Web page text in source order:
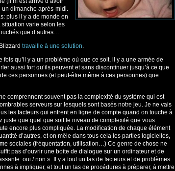
dimanche après-midi.
plus il y a de monde en
varie selon les
que d’autres…
travaille à une solution.
fois qu’il y a un problème où que ce soit, il y a une armée de
aussi fort qu’ils peuvent et sans discontinuer jusqu’à ce que
ces personnes (et peut-être même à ces personnes) que
comprennent souvent pas la complexité du système qui est
serveurs sur lesquels sont basés notre jeu. Je ne vais
les facteurs qui entrent en ligne de compte quand on touche à
juste que quel que soit le niveau de complexité que vous
encore plus compliquée. La modification de chaque élément
d’autres, et on mêle dans tous cela les parties logicielles,
sociales (fréquentation, utilisation…) Ce genre de chose ne
pas d’ouvrir une boite de dialogue sur un ordinateur et de
oui / non ». Il y a tout un tas de facteurs et de problèmes
à impliquer, et tout un tas de procédures à préparer, à mettre